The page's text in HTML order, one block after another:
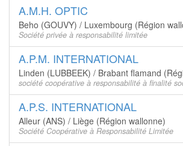
A.M.H. OPTIC
Beho (GOUVY) / Luxembourg (Région
Société privée à responsabilité limitée
A.P.M. INTERNATIONAL
Linden (LUBBEEK) / Brabant flamand
société coopérative à responsabilité à finalité
A.P.S. INTERNATIONAL
Alleur (ANS) / Liège (Région wallonne)
Société Coopérative à Responsabilité Limitée